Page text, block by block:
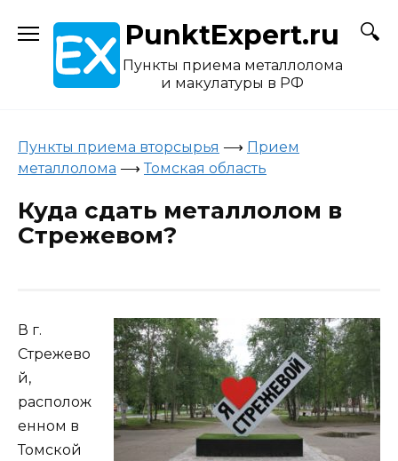
content
PunktExpert.ru
Пункты приема металлолома
и макулатуры в РФ
Пункты приема вторсырья ⟶ Прием
металлолома ⟶Томская область
Куда сдать металлолом в
Стрежевом?
В г.
Стрежево
й,
располож
енном в
Томской